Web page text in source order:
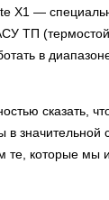
X1 —
ТП
в
сказать,
значительной
те, которые мы